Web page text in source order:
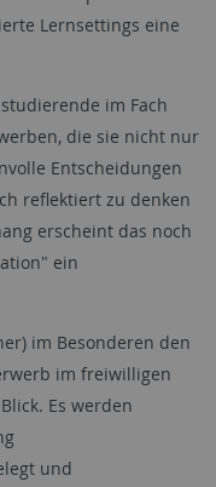
Lernsettings eine
im Fach
die sie nicht nur
Entscheidungen
reflektiert zu denken
erscheint das noch
ein
im Besonderen den
im freiwilligen
Es werden
und